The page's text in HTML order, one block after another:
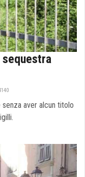
sequestra
aver alcun titolo